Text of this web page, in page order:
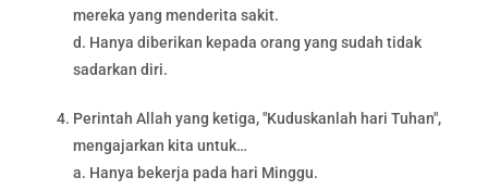
mereka yang menderita sakit.
d. Hanya diberikan kepada orang yang sudah tidak
sadarkan diri.
Perintah Allah yang ketiga, "Kuduskanlah hari Tuhan",
mengajarkan kita untuk…
a. Hanya bekerja pada hari Minggu.